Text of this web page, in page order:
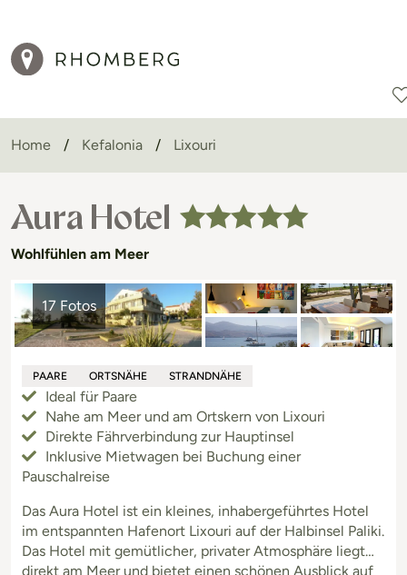
Home Kefalonia Lixouri
Aura Hotel
Wohlfühlen am Meer
17 Fotos
PAARE ORTSNÄHE STRANDNÄHE
Ideal für Paare
Nahe am Meer und am Ortskern von Lixouri
Direkte Fährverbindung zur Hauptinsel
Inklusive Mietwagen bei Buchung einer
Pauschalreise
Das Aura Hotel ist ein kleines, inhabergeführtes Hotel
im entspannten Hafenort Lixouri auf der Halbinsel Paliki.
Das Hotel mit gemütlicher, privater Atmosphäre liegt
direkt am Meer und bietet einen schönen Ausblick auf